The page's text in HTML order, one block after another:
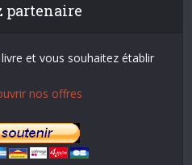
partenaire
et vous souhaitez établir
nos offres